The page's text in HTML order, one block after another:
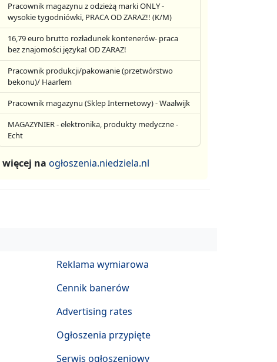
Pracownik magazynu z odzieżą marki ONLY -
wysokie tygodniówki, PRACA OD ZARAZ!! (K/M)
16,79 euro brutto rozładunek kontenerów- praca
bez znajomości języka! OD ZARAZ!
Pracownik produkcji/pakowanie (przetwórstwo
bekonu)/ Haarlem
Pracownik magazynu (Sklep Internetowy) - Waalwijk
MAGAZYNIER - elektronika, produkty medyczne -
Echt
więcej na ogłoszenia.niedziela.nl
Reklama wymiarowa
Cennik banerów
Advertising rates
Ogłoszenia przypięte
Serwis ogłoszeniowy